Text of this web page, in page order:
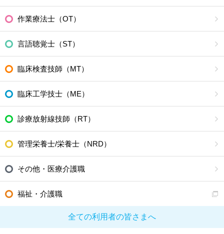
作業療法士（OT）
言語聴覚士（ST）
臨床検査技師（MT）
臨床工学技士（ME）
診療放射線技師（RT）
管理栄養士/栄養士（NRD）
その他・医療介護職
福祉・介護職
全ての利用者の皆さまへ